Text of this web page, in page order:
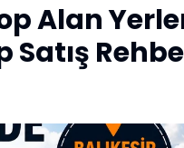
Alan
Satış